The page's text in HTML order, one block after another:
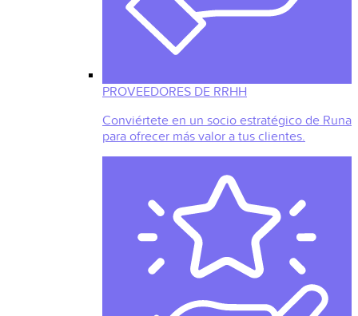
PROVEEDORES DE RRHH
Conviértete en un socio estratégico de Runa
para ofrecer más valor a tus clientes.